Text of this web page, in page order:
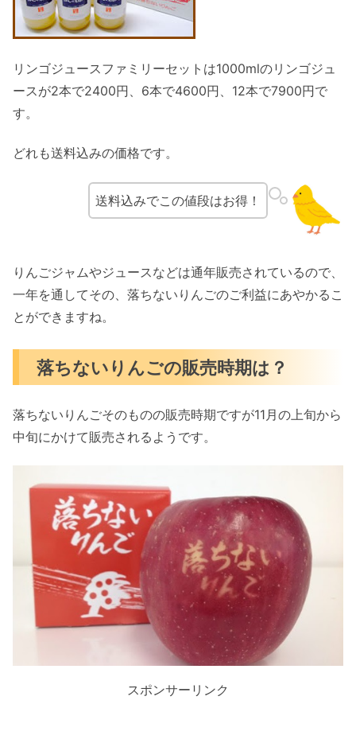
リンゴジュースファミリーセットは1000mlのリンゴジュ
ースが2本で2400円、6本で4600円、12本で7900円で
す。
どれも送料込みの価格です。
送料込みでこの値段はお得！
りんごジャムやジュースなどは通年販売されているので、
一年を通してその、落ちないりんごのご利益にあやかるこ
とができますね。
落ちないりんごの販売時期は？
落ちないりんごそのものの販売時期ですが11月の上旬から
中旬にかけて販売されるようです。
スポンサーリンク